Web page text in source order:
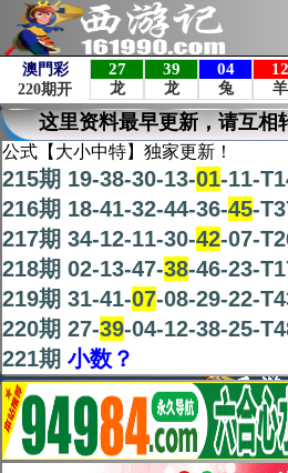
这里资料最早更新，请互相
公式【大小中特】独家更新！
215期 19-38-30-13-01-11-
216期 18-41-32-44-36-45-
217期 34-12-11-30-42-07-
218期 02-13-47-38-46-23-
219期 31-41-07-08-29-22-
220期 27-39-04-12-38-25-
221期 小数？